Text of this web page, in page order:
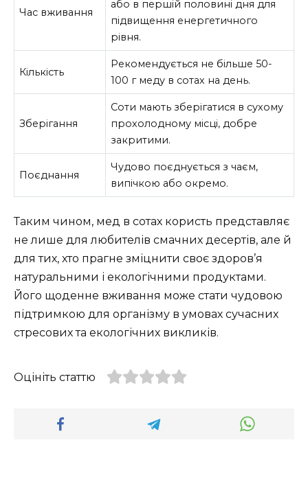
Час вживання
або в першій половині дня для
підвищення енергетичного
рівня.
Кількість
Рекомендується не більше 50-
100 г меду в сотах на день.
Зберігання
Соти мають зберігатися в сухому
прохолодному місці, добре
закритими.
Поєднання
Чудово поєднується з чаєм,
випічкою або окремо.
Таким чином, мед в сотах користь представляє
не лише для любителів смачних десертів, але й
для тих, хто прагне зміцнити своє здоров’я
натуральними і екологічними продуктами.
Його щоденне вживання може стати чудовою
підтримкою для організму в умовах сучасних
стресових та екологічних викликів.
Оцініть статтю